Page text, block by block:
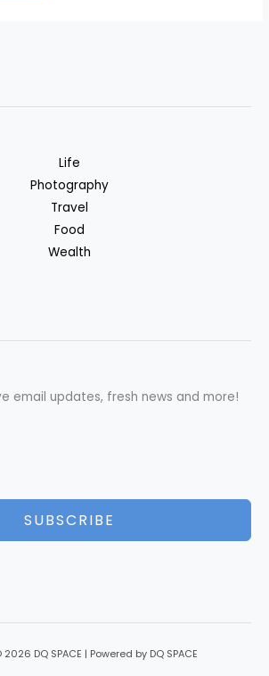
Life
Photography
Travel
Food
Wealth
email updates, fresh news and more!
SUBSCRIBE
DQ SPACE | Powered by DQ SPACE